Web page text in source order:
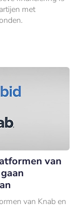
met
van
van Knab en